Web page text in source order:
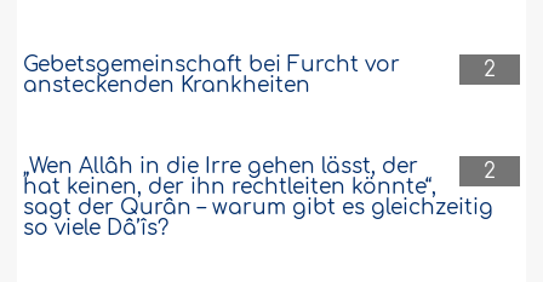
2
Gebetsgemeinschaft bei Furcht vor
ansteckenden Krankheiten
2
„Wen Allâh in die Irre gehen lässt, der
hat keinen, der ihn rechtleiten könnte“,
sagt der Qurân – warum gibt es gleichzeitig
so viele Dâ’îs?